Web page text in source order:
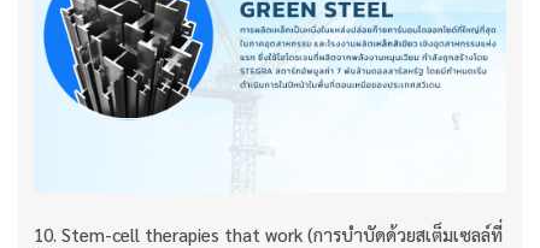
10. Stem-cell therapies that work (การบำบัดด้วยสเต็มเซลล์ที่